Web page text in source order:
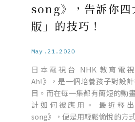
song》，告訴你四
版」的技巧！
May.21.2020
日本電視台 NHK 教育電
Ah!》，是一個培養孩子對設
目。而在每一集都有簡短的動
計如何被應用。 最近釋
song》，便是用輕鬆愉悅的方